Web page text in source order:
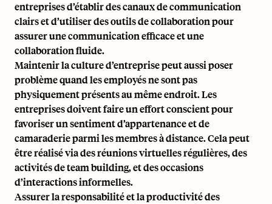
entreprises d’établir des canaux de communication
clairs et d’utiliser des outils de collaboration pour
assurer une communication efficace et une
collaboration fluide.
Maintenir la culture d’entreprise peut aussi poser
problème quand les employés ne sont pas
physiquement présents au même endroit. Les
entreprises doivent faire un effort conscient pour
favoriser un sentiment d’appartenance et de
camaraderie parmi les membres à distance. Cela peut
être réalisé via des réunions virtuelles régulières, des
activités de team building, et des occasions
d’interactions informelles.
Assurer la responsabilité et la productivité des